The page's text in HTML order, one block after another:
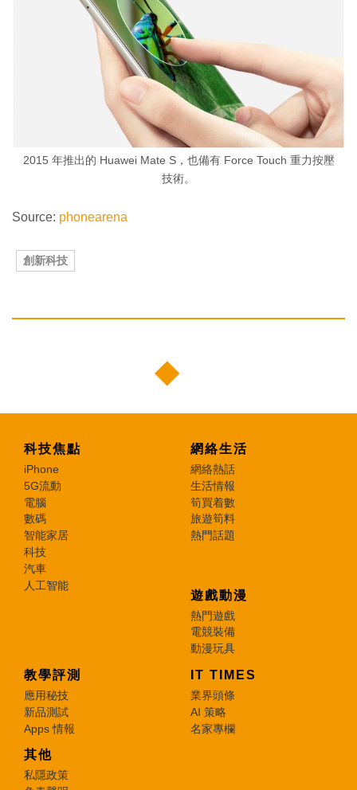
2015 年推出的 Huawei Mate S，也備有 Force Touch 重力按壓
技術。
Source: phonearena
創新科技
科技焦點
iPhone
5G流動
電腦
數碼
智能家居
科技
汽車
人工智能
網絡生活
網絡熱話
生活情報
筍買着數
旅遊筍料
熱門話題
遊戲動漫
熱門遊戲
電競裝備
動漫玩具
教學評測
應用秘技
新品測試
Apps 情報
IT TIMES
業界頭條
AI 策略
名家專欄
其他
私隱政策